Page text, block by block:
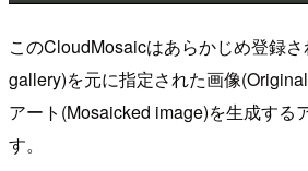
このCloudMosaicはあらかじめ登録
gallery)を元に指定された画像
アート(Mosaicked image)を生成する
す。